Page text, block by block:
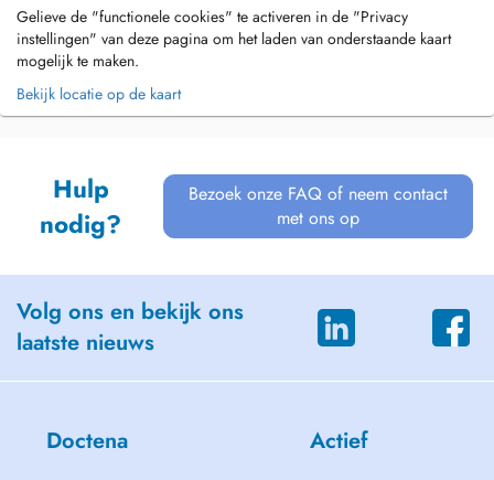
Gelieve de "functionele cookies" te activeren in de "Privacy
instellingen" van deze pagina om het laden van onderstaande kaart
mogelijk te maken.
Bekijk locatie op de kaart
Hulp
nodig?
Bezoek onze FAQ of neem contact
met ons op
Volg ons en bekijk ons
laatste nieuws
Doctena Actief